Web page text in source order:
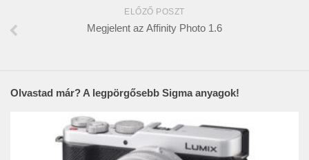
ELŐZŐ POSZT
Megjelent az Affinity Photo 1.6
Olvastad már? A legpörgősebb Sigma anyagok!